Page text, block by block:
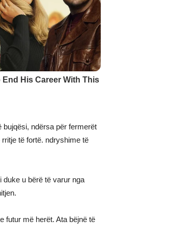
bujqësi, ndërsa për fermerët
të fortë. ndryshime të
duke u bërë të varur nga
futur më herët. Ata bëjnë të